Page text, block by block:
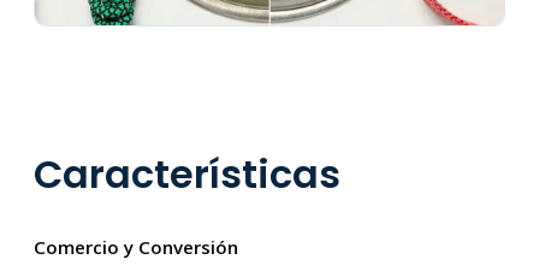
Características
Comercio y Conversión